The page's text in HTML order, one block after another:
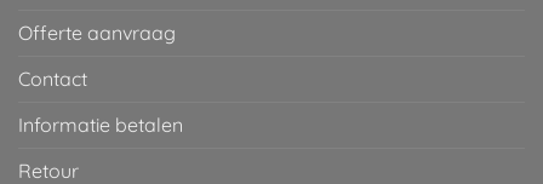
Offerte aanvraag
Contact
Informatie betalen
Retour